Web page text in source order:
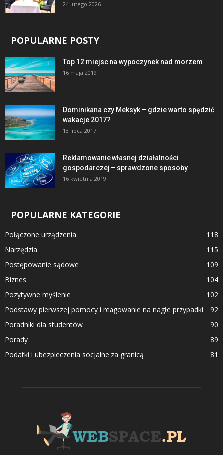
24 lutego 2026
POPULARNE POSTY
Top 12 miejsc na wypoczynek nad morzem
16 maja 2019
Dominikana czy Meksyk – gdzie warto spędzić
wakacje 2017?
13 lipca 2017
Reklamowanie własnej działalności
gospodarczej – sprawdzone sposoby
16 kwietnia 2019
POPULARNE KATEGORIE
Połączone urządzenia
118
Narzędzia
115
Postępowanie sądowe
109
Biznes
104
Pozytywne myślenie
102
Podstawy pierwszej pomocy i reagowanie na nagłe przypadki
92
Poradniki dla studentów
90
Porady
89
Podatki i ubezpieczenia socjalne za granicą
81